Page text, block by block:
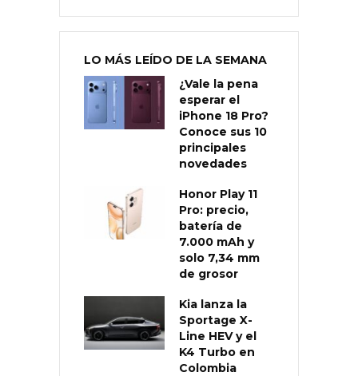
LO MÁS LEÍDO DE LA SEMANA
¿Vale la pena
esperar el
iPhone 18 Pro?
Conoce sus 10
principales
novedades
Honor Play 11
Pro: precio,
batería de
7.000 mAh y
solo 7,34 mm
de grosor
Kia lanza la
Sportage X-
Line HEV y el
K4 Turbo en
Colombia